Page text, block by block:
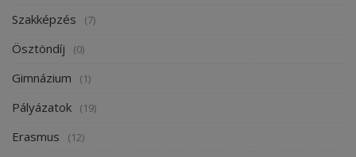
Szakképzés (7)
Ösztöndíj (0)
Gimnázium (1)
Pályázatok (19)
Erasmus (12)